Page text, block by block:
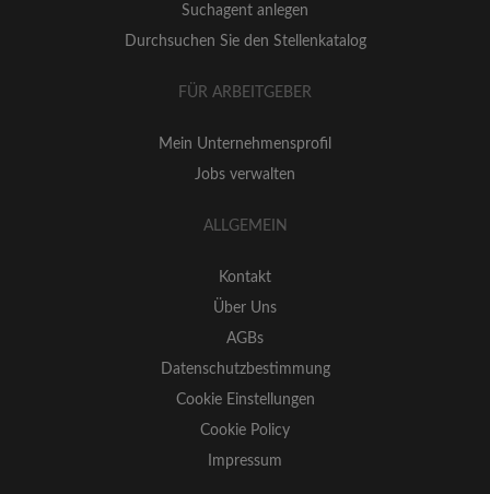
Suchagent anlegen
Durchsuchen Sie den Stellenkatalog
FÜR ARBEITGEBER
Mein Unternehmensprofil
Jobs verwalten
ALLGEMEIN
Kontakt
Über Uns
AGBs
Datenschutzbestimmung
Cookie Einstellungen
Cookie Policy
Impressum